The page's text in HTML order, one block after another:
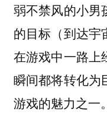
弱不禁风的小男
的目标（到达宇
在游戏中一路上
瞬间都将转化为
游戏的魅力之一。